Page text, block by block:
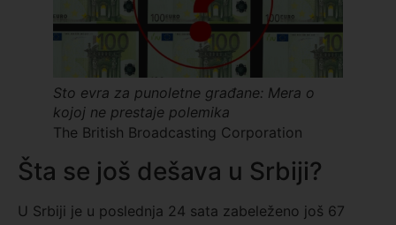
Sto evra za punoletne građane: Mera o
kojoj ne prestaje polemika
The British Broadcasting Corporation
Šta se još dešava u Srbiji?
U Srbiji je u poslednja 24 sata zabeleženo još 67